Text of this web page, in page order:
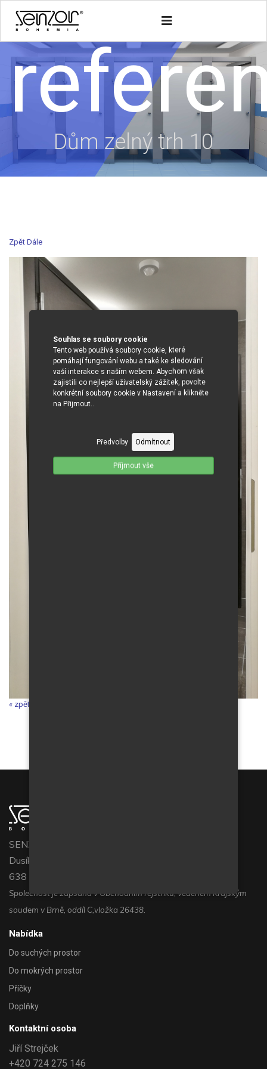
Souhlas se soubory cookie
Tento web používá soubory cookie, které
pomáhají fungování webu a také ke sledování
vaší interakce s naším webem. Abychom však
zajistili co nejlepší uživatelský zážitek, povolte
konkrétní soubory cookie v Nastavení a klikněte
na Přijmout..
Předvolby Odmítnout
Příjmout vše
Dům zelný trh 10
Zpět Dále
« zpět do galerie
SENZOR BOHEMIA s.r.o.
Dusíkova 794/3c
638 00 Brno
Společnost je zapsána v Obchodním rejstříku, vedeném Krajským
soudem v Brně, oddíl C,vložka 26438.
Nabídka
Do suchých prostor
Do mokrých prostor
Příčky
Doplňky
Kontaktní osoba
Jiří Strejček
+420 724 275 146